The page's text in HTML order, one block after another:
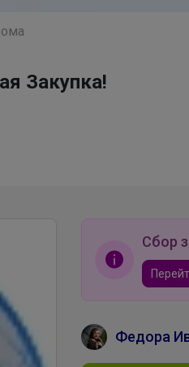
Закупка!
Сбор
Федора